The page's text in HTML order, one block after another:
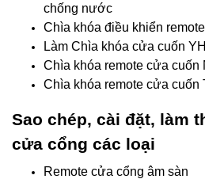
chống nước
Chìa khóa điều khiển
Làm Chìa khóa cửa cuốn
Chìa khóa remote cửa cuốn
Chìa khóa remote cửa cuốn
Sao chép, cài đặt, làm
cửa cổng các loại
Remote cửa cổng âm sàn